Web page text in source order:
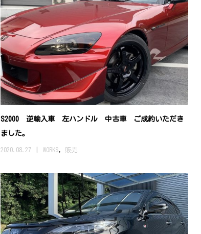
S2000 逆輸入車 左ハンドル 中古車 ご成約いただき
ました。
2020.08.27 WORKS 販売